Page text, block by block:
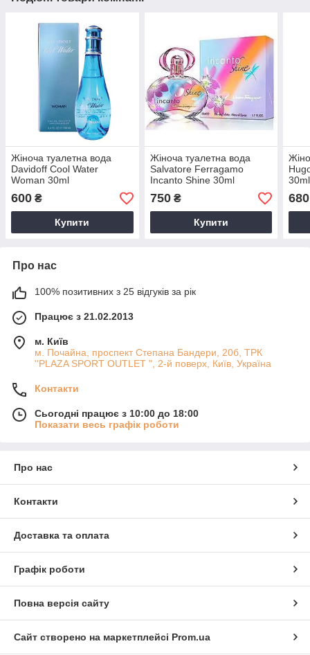
Жіноча туалетна вода
Davidoff Cool Water
Woman 30ml
600 ₴
Купити
Жіноча туалетна вода
Salvatore Ferragamo
Incanto Shine 30ml
750₴
Купити
30ml
680
Про нас
100% позитивних з 25 відгуків за рік
Працює з 21.02.2013
м. Київ
м. Почайна, проспект Степана Бандери, 20б, ТРК
''PLAZA SPORT OUTLET ", 2-й поверх, Київ, Україна
Контакти
Сьогодні працює з 10:00 до 18:00
Показати весь графік роботи
Про нас
Контакти
Доставка та оплата
Графік роботи
Повна версія сайту
Сайт створено на маркетплейсі Prom.ua